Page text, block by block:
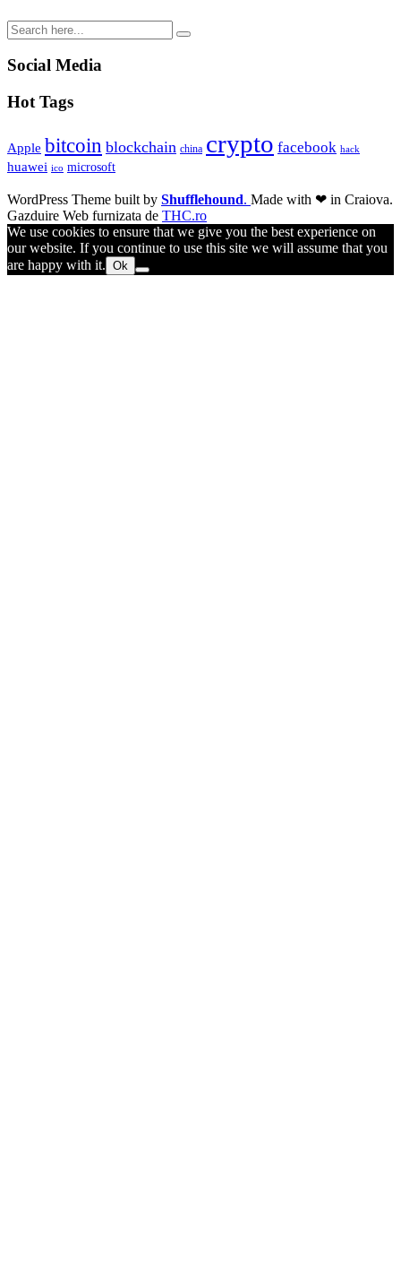
Social Media
Hot Tags
Apple bitcoin blockchain china crypto facebook hack
huawei ico microsoft
WordPress Theme built by Shufflehound. Made with ❤ in Craiova.
Gazduire Web furnizata de THC.ro
We use cookies to ensure that we give you the best experience on
our website. If you continue to use this site we will assume that you
are happy with it. Ok